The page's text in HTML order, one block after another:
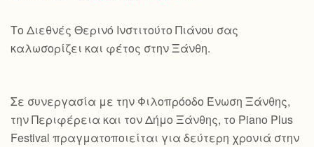
Το Διεθνές Θερινό Ινστιτούτο Πιάνου σας
καλωσορίζει και φέτος στην Ξάνθη.
Σε συνεργασία με την Φιλοπρόοδο Ένωση Ξάνθης,
την Περιφέρεια και τον Δήμο Ξάνθης, το Piano Plus
Festival πραγματοποιείται για δεύτερη χρονιά στην